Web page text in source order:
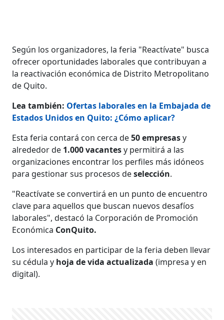
Según los organizadores, la feria "Reactívate" busca
ofrecer oportunidades laborales que contribuyan a
la reactivación económica de Distrito Metropolitano
de Quito.
Lea también: Ofertas laborales en la Embajada de
Estados Unidos en Quito: ¿Cómo aplicar?
Esta feria contará con cerca de50 empresasy
alrededor de 1.000 vacantesy permitirá a las
organizaciones encontrar los perfiles más idóneos
para gestionar sus procesos deselección.
"Reactívate se convertirá en un punto de encuentro
clave para aquellos que buscan nuevos desafíos
laborales", destacó la Corporación de Promoción
Económica ConQuito.
Los interesados en participar de la feria deben llevar
su cédula y hoja de vida actualizada (impresa y en
digital).